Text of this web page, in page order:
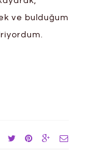
ve bulduğum